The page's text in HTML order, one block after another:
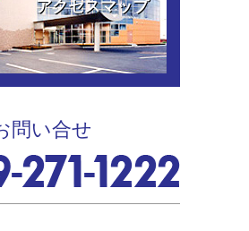
アクセスマップ
問い合せ